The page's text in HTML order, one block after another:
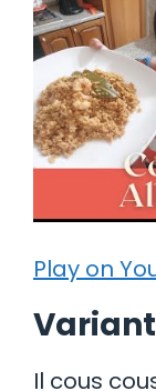
Play on
Il cous